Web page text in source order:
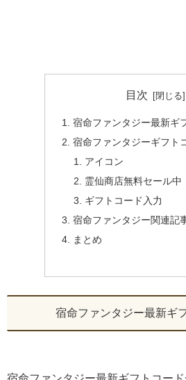
目次
宿命ファンタジー最新ギ
宿命ファンタジーギフト
アイコン
霊仙商店無料セール中
ギフトコード入力
宿命ファンタジー関連記
まとめ
宿命ファンタジー最新ギ